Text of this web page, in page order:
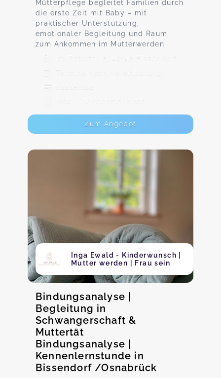
Mütterpflege begleitet Familien durch
die erste Zeit mit Baby – mit
praktischer Unterstützung,
emotionaler Begleitung und Raum
zum Ankommen im Mutterwerden.
Im Zittertal 5, 49143 Bissendorf
Termine nach Vereinbarung
Max. 1 TeilnehmerInnen
Zum Angebot
Inga Ewald - Kinderwunsch |
Mutter werden | Frau sein
Bindungsanalyse |
Begleitung in
Schwangerschaft &
Muttertät
Bindungsanalyse |
Kennenlernstunde in
Bissendorf /Osnabrück